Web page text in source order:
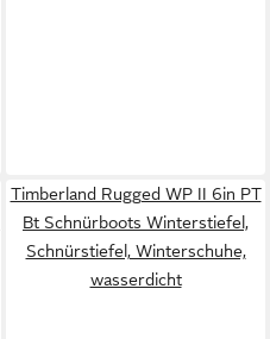
Timberland Rugged WP II 6in PT
Bt Schnürboots Winterstiefel,
Schnürstiefel, Winterschuhe,
wasserdicht